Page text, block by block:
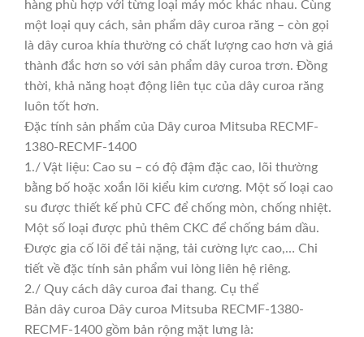
hàng phù hợp với từng loại máy móc khác nhau. Cùng
một loại quy cách, sản phẩm dây curoa răng – còn gọi
là dây curoa khía thường có chất lượng cao hơn và giá
thành đắc hơn so với sản phẩm dây curoa trơn. Đồng
thời, khả năng hoạt động liên tục của dây curoa răng
luôn tốt hơn.
Đặc tính sản phẩm của Dây curoa Mitsuba RECMF-
1380-RECMF-1400
1./ Vật liệu: Cao su – có độ đậm đặc cao, lõi thường
bằng bố hoặc xoắn lõi kiểu kim cương. Một số loại cao
su được thiết kế phủ CFC để chống mòn, chống nhiệt.
Một số loại được phủ thêm CKC để chống bám dầu.
Được gia cố lõi để tải nặng, tải cường lực cao,… Chi
tiết về đặc tính sản phẩm vui lòng liên hệ riêng.
2./ Quy cách dây curoa đai thang. Cụ thể
Bản dây curoa Dây curoa Mitsuba RECMF-1380-
RECMF-1400 gồm bản rộng mặt lưng là: